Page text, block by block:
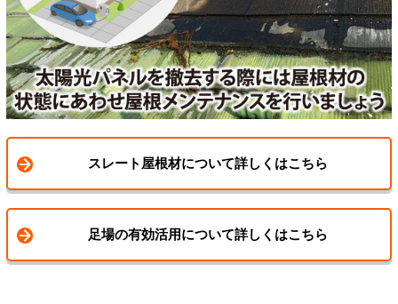
スレート屋根材について詳しくはこちら
足場の有効活用について詳しくはこちら